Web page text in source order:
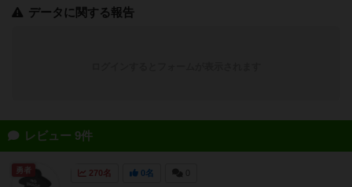
データに関する報告
レビュー 9件
270名 0名
勇者